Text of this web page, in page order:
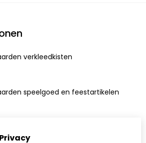
verkleedkisten
speelgoed en feestartikelen